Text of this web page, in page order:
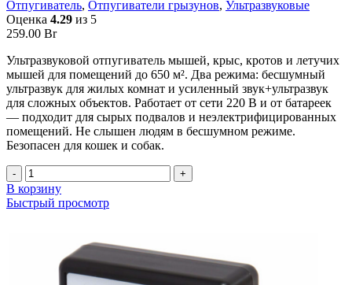
Отпугиватель, Отпугиватели грызунов, Ультразвуковые
Оценка 4.29 из 5
259.00 Br
Ультразвуковой отпугиватель мышей, крыс, кротов и летучих
мышей для помещений до 650 м². Два режима: бесшумный
ультразвук для жилых комнат и усиленный звук+ультразвук
для сложных объектов. Работает от сети 220 В и от батареек
— подходит для сырых подвалов и неэлектрифицированных
помещений. Не слышен людям в бесшумном режиме.
Безопасен для кошек и собак.
Количество
товара
Ультразвуковой
отпугиватель
А-650Д
В корзину
Быстрый просмотр